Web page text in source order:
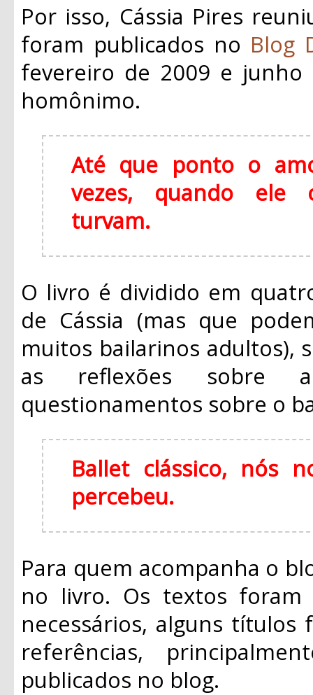
Por isso, Cássia Pires
foram publicados no Blog
fevereiro de 2009 e
homônimo.
Até que ponto o
vezes, quando ele
turvam.
O livro é dividido em
de Cássia (mas que
muitos bailarinos adultos),
as reflexões sobre
questionamentos sobre o
Ballet clássico, nós
percebeu.
Para quem acompanha o
no livro. Os textos foram
necessários, alguns
referências,
publicados no blog.